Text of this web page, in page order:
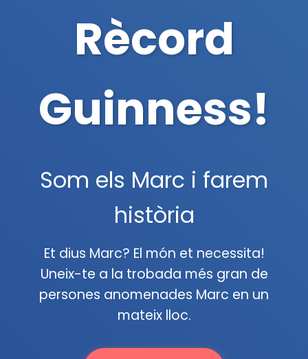
Rècord
Guinness!
Som els Marc i farem
història
Et dius Marc? El món et necessita!
Uneix-te a la trobada més gran de
persones anomenades Marc en un
mateix lloc.